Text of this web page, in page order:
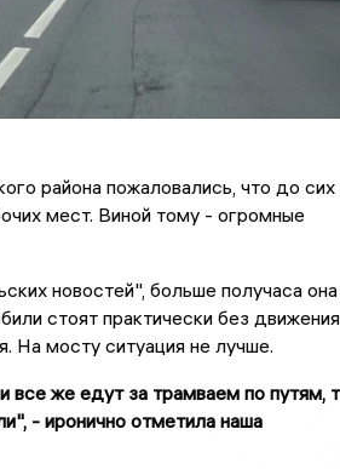
района пожаловались, что до сих
мест. Виной тому - огромные
новостей", больше получаса
стоят практически без
На мосту ситуация не лучше.
все же едут за трамваем по путям,
- иронично отметила наша